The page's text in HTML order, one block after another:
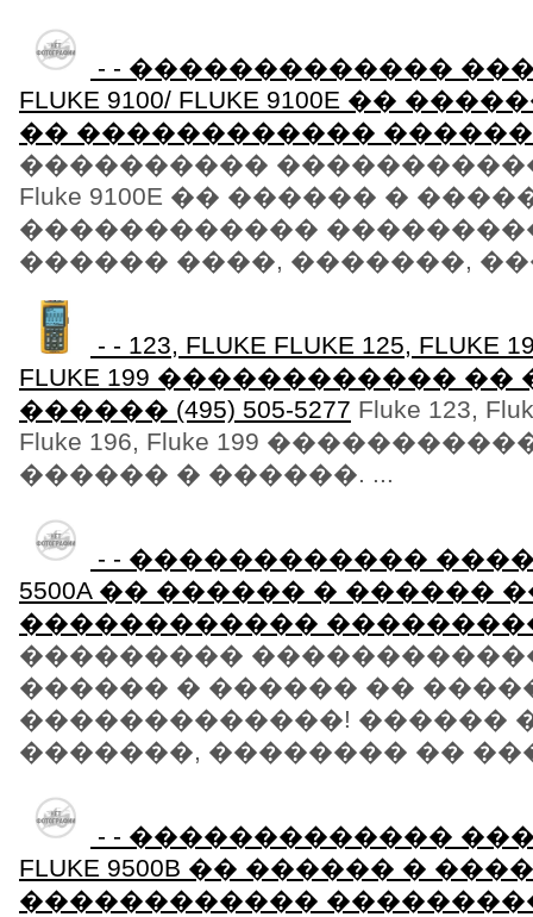
- - �������������
FLUKE 9100/ FLUKE 9100E ��
�� ������������
����������
Fluke 9100E �� ������ �
������������
������ ����, �������,
- - 123, FLUKE FLUKE 125, FLUKE
FLUKE 199 ������������
������ (495) 505-5277 Fluke 123,
Fluke 196, Fluke 199
������ � ������. ...
- - ������������
5500A �� ������ � ������
������������
��������� ������������
������ � ������ ��
�������������! ������
�������, �������� ��
- - �������������
FLUKE 9500B �� ������ �
������������